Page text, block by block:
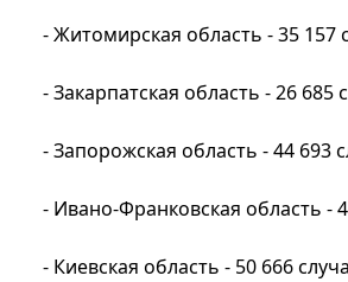
- Житомирская область - 35 157
- Закарпатская область - 26 685
- Запорожская область - 44 693
- Ивано-Франковская область -
- Киевская область - 50 666